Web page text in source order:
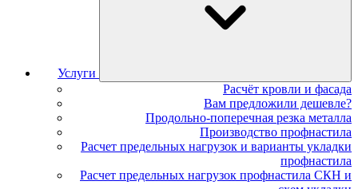
Услуги
Расчёт кровли и фасада
Вам предложили дешевле?
Продольно-поперечная резка металла
Производство профнастила
Расчет предельных нагрузок и варианты укладки
профнастила
Расчет предельных нагрузок профнастила СКН и